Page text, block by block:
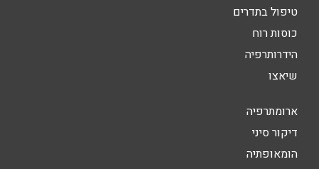
טיפול בתדרים
כוסות רוח
הידרותרפיה
שיאצו
ארומתרפיה
דיקור סיני
הומאופתיה